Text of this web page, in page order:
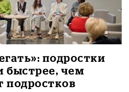
подростки
быстрее, чем
подростков